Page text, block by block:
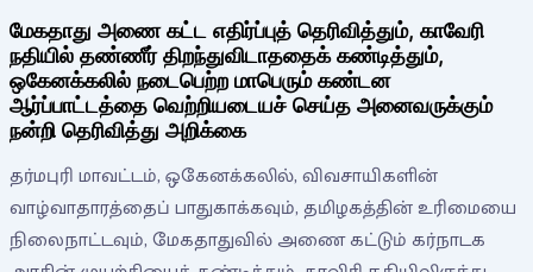
மேகதாது அணை கட்ட எதிர்ப்புத் தெரிவித்தும், காவேரி
நதியில் தண்ணீர் திறந்துவிடாததைக் கண்டித்தும்,
ஒகேனக்கலில் நடைபெற்ற மாபெரும் கண்டன
ஆர்ப்பாட்டத்தை வெற்றியடையச் செய்த அனைவருக்கும்
நன்றி தெரிவித்து அறிக்கை
தர்மபுரி மாவட்டம், ஒகேனக்கலில், விவசாயிகளின்
வாழ்வாதாரத்தைப் பாதுகாக்கவும், தமிழகத்தின் உரிமையை
நிலைநாட்டவும், மேகதாதுவில் அணை கட்டும் கர்நாடக